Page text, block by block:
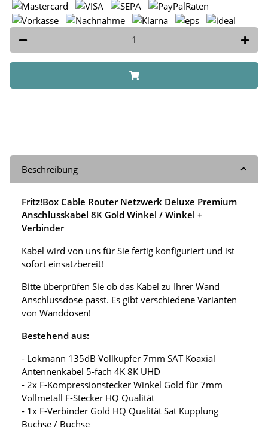
Beschreibung
Fritz!Box Cable Router Netzwerk Deluxe Premium
Anschlusskabel 8K Gold Winkel / Winkel +
Verbinder
Kabel wird von uns für Sie fertig konfiguriert und ist
sofort einsatzbereit!
Bitte überprüfen Sie ob das Kabel zu Ihrer Wand
Anschlussdose passt. Es gibt verschiedene Varianten
von Wanddosen!
Bestehend aus:
- Lokmann 135dB Vollkupfer 7mm SAT Koaxial
Antennenkabel 5-fach 4K 8K UHD
- 2x F-Kompressionstecker Winkel Gold für 7mm
Vollmetall F-Stecker HQ Qualität
- 1x F-Verbinder Gold HQ Qualität Sat Kupplung
Buchse / Buchse